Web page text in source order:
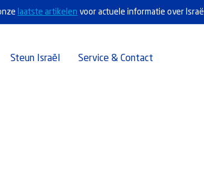
laatste artikelen voor actuele informatie over Israël
Steun Israël Service & Contact